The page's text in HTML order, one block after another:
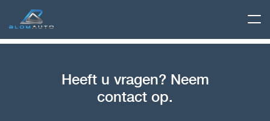
Heeft u vragen? Neem
contact op.